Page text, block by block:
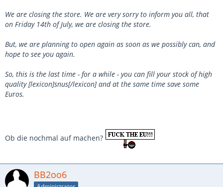
We are closing the store. We are very sorry to inform you all, that
on Friday 14th of July, we are closing the store.
But, we are planning to open again as soon as we possibly can, and
hope to see you again.
So, this is the last time - for a while - you can fill your stock of high
quality [lexicon]snus[/lexicon] and at the same time save some
Euros.
Ob die nochmal auf machen?
BB2oo6